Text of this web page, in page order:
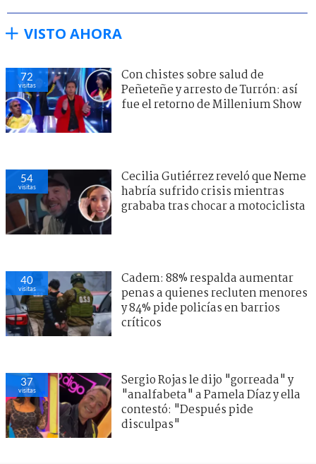
VISTO AHORA
72
visitas
Con chistes sobre salud de
Peñeteñe y arresto de Turrón: así
fue el retorno de Millenium Show
54
visitas
Cecilia Gutiérrez reveló que Neme
habría sufrido crisis mientras
grababa tras chocar a motociclista
40
visitas
Cadem: 88% respalda aumentar
penas a quienes recluten menores
y 84% pide policías en barrios
críticos
37
visitas
Sergio Rojas le dijo "gorreada" y
"analfabeta" a Pamela Díaz y ella
contestó: "Después pide
disculpas"